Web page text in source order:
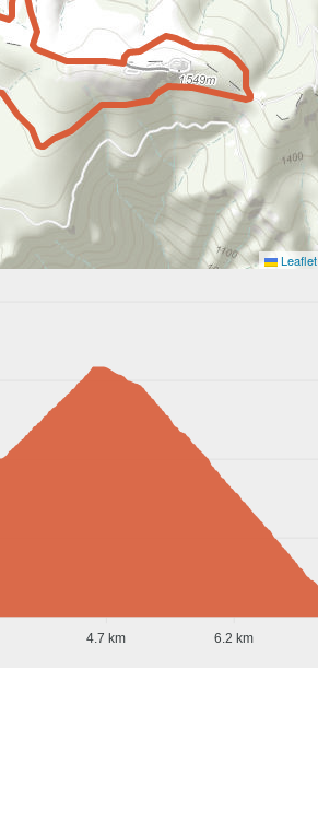
Leaflet
4.7 km 6.2 km